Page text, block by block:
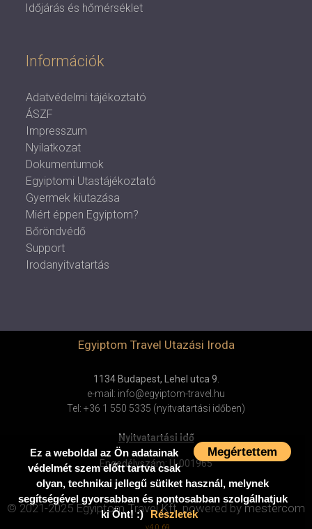
Időjárás és hőmérséklet
Információk
Adatvédelmi tájékoztató
ÁSZF
Impresszum
Nyilatkozat
Dokumentumok
Egyiptomi Utastájékoztató
Gyermek kiutazása
Miért éppen Egyiptom?
Bőröndvédő
Support
Irodanyitvatartás
Egyiptom Travel Utazási Iroda
1134 Budapest, Lehel utca 9.
e-mail: info@egyiptom-travel.hu
Tel: +36 1 550 5335 (nyitvatartási időben)
Nyitvatartási idő
Engedélyszám: U-001965
© 2021-2025 Egyiptom Travel Kft. powered bymestercom
v4.0.69
Megértettem
Ez a weboldal az Ön adatainak
védelmét szem előtt tartva csak
olyan, technikai jellegű sütiket használ, melynek
segítségével gyorsabban és pontosabban szolgálhatjuk
ki Önt! :)
Részletek